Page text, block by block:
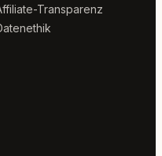
Transparenz